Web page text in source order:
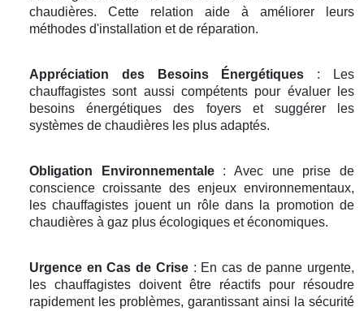
chaudières. Cette relation aide à améliorer leurs
méthodes d'installation et de réparation.
Appréciation des Besoins Énergétiques : Les
chauffagistes sont aussi compétents pour évaluer les
besoins énergétiques des foyers et suggérer les
systèmes de chaudières les plus adaptés.
Obligation Environnementale: Avec une prise de
conscience croissante des enjeux environnementaux,
les chauffagistes jouent un rôle dans la promotion de
chaudières à gaz plus écologiques et économiques.
Urgence en Cas de Crise: En cas de panne urgente,
les chauffagistes doivent être réactifs pour résoudre
rapidement les problèmes, garantissant ainsi la sécurité